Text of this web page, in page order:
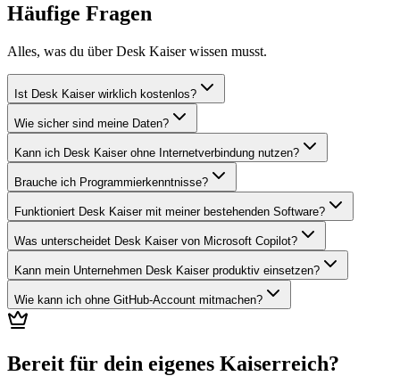
Häufige Fragen
Alles, was du über Desk Kaiser wissen musst.
Ist Desk Kaiser wirklich kostenlos?
Wie sicher sind meine Daten?
Kann ich Desk Kaiser ohne Internetverbindung nutzen?
Brauche ich Programmierkenntnisse?
Funktioniert Desk Kaiser mit meiner bestehenden Software?
Was unterscheidet Desk Kaiser von Microsoft Copilot?
Kann mein Unternehmen Desk Kaiser produktiv einsetzen?
Wie kann ich ohne GitHub-Account mitmachen?
Bereit für dein eigenes Kaiserreich?